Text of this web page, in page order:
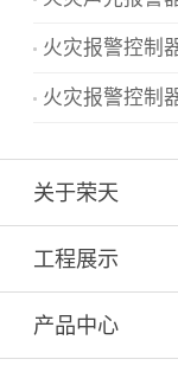
火灾报警控制
火灾报警控制
关于荣天
工程展示
产品中心